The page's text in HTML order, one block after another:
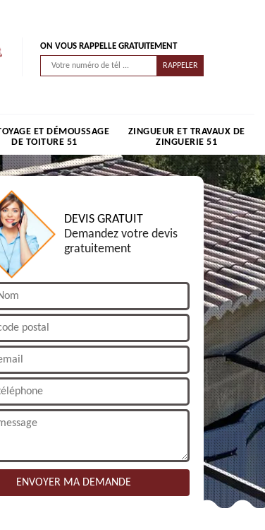
ON VOUS RAPPELLE GRATUITEMENT
ET DÉMOUSSAGE
DE TOITURE 51
ZINGUEUR ET TRAVAUX DE
ZINGUERIE 51
DEVIS GRATUIT
Demandez votre devis
gratuitement